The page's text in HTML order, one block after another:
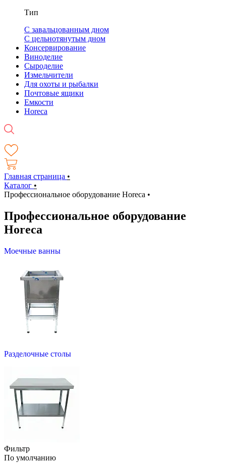
Тип
С завальцованным дном
С цельнотянутым дном
Консервирование
Виноделие
Сыроделие
Измельчители
Для охоты и рыбалки
Почтовые ящики
Емкости
Horeca
Главная страница •
Каталог •
Профессиональное оборудование Horeca •
Профессиональное оборудование
Horeca
Моечные ванны
Разделочные столы
Фильтр
По умолчанию